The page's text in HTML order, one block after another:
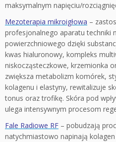
maksymalnym napięciu/
Mezoterapia mikroigłowa –
profesjonalnego aparatu techniki
powierzchniowego dzięki
kwas hialuronowy, kompleks
niskocząsteczkowe, krzemionka
zwiększa metabolizm komórek,
kolagenu i elastyny, rewitalizuje
tonus oraz trofikę. Skóra pod
ulega intensywnym procesom
Fale Radiowe RF – pobudzają
natychmiastowo napinają